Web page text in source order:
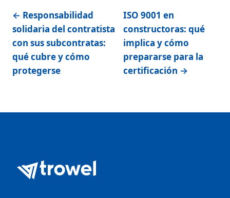
← Responsabilidad
solidaria del contratista
con sus subcontratas:
qué cubre y cómo
protegerse
ISO 9001 en
constructoras: qué
implica y cómo
prepararse para la
certificación →